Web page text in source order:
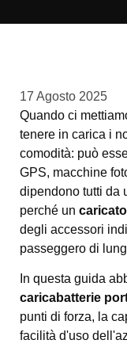
17 Agosto 2025
Quando ci
tenere in carica i
comodità: può
GPS, macchine
dipendono tutti da
perché un
degli accessori
passeggero di
In questa guida
caricabatterie
punti di forza, la
facilità d'uso